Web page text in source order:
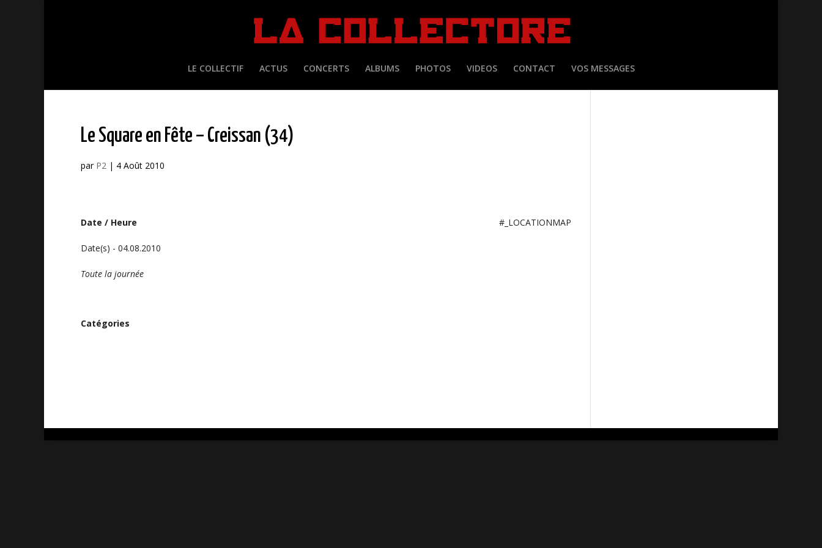
LE COLLECTIF ACTUS CONCERTS ALBUMS PHOTOS VIDEOS CONTACT VOS MESSAGES
Le Square en Fête – Creissan (34)
par P2 | 4 Août 2010
#_LOCATIONMAP
Date / Heure
Date(s) - 04.08.2010
Toute la journée
Catégories